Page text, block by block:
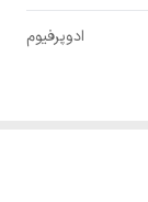
ادوپرفیوم